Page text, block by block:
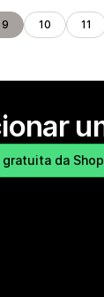
9 10 11
gratuita da